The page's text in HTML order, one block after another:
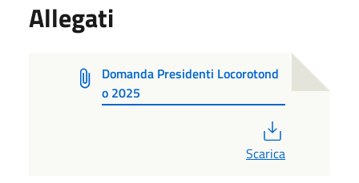
Allegati
Domanda Presidenti Locorotond
o 2025
Scarica